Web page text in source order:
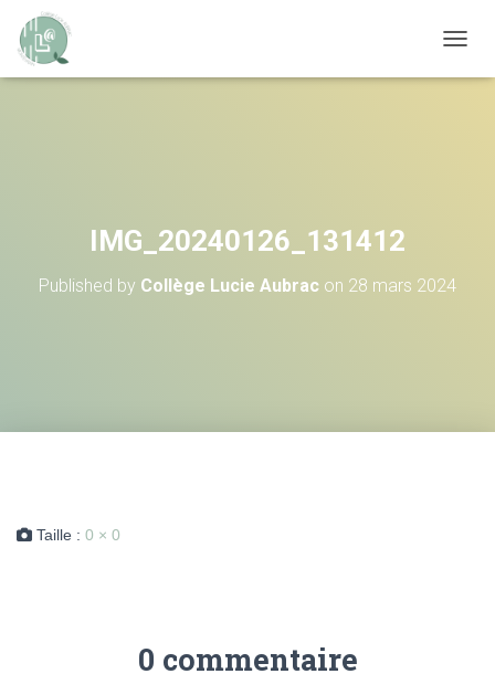
IMG_20240126_131412
Published by Collège Lucie Aubrac on 28 mars 2024
Taille : 0 × 0
0 commentaire